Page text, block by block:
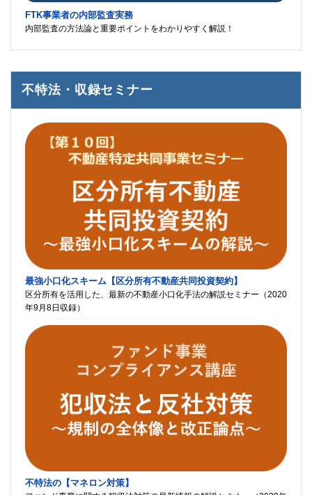
FTK事業者の内部監査実務
内部監査の方法論と重要ポイントをわかりやすく解説！
不特法・収録セミナー
最強小口化スキーム【区分所有不動産共同投資契約】
区分所有を活用した、最新の不動産小口化手法の解説セミナー（2020
年9月8日収録）
不特法の【マネロン対策】